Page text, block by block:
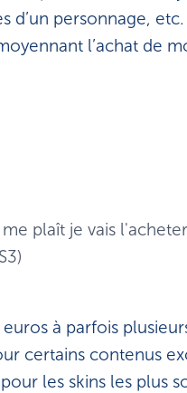
d’un personnage,
l’achat de
plaît je vais
à parfois
certains contenus
les skins les plus